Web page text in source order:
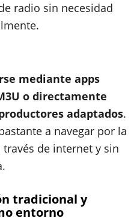
radio sin necesidad
mediante apps
o directamente
adaptados.
a navegar por la
de internet y sin
tradicional y
entorno